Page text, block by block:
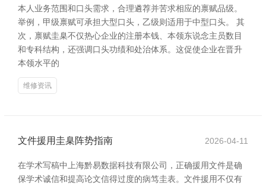
本人业务范围和口头需求，合理遴荐并苦求相应的禀赋品级。
举例，甲级禀赋可承担大型口头，乙级则适用于中型口头。 其
次，禀赋圭臬不仅热心企业的注册本钱、本领东说念主员数目
和专科结构，还强调口头功绩和处治体系。这促使企业在晋升
本领水平的
维修资讯
文件援用圭臬阵势指南 2026-04-11
在学术写稿中上海黔易数据科技有限公司，正确援用文件是确
保学术诚信和提高论文信得过度的病笃圭表。文件援用不仅有